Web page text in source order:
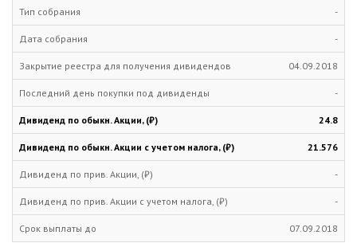
-
-
04.09.2018
-
24.8
21.576
-
-
07.09.2018